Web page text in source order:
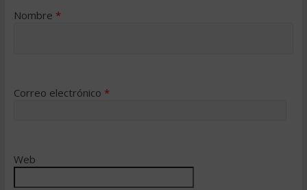
Nombre *
Correo electrónico *
Web